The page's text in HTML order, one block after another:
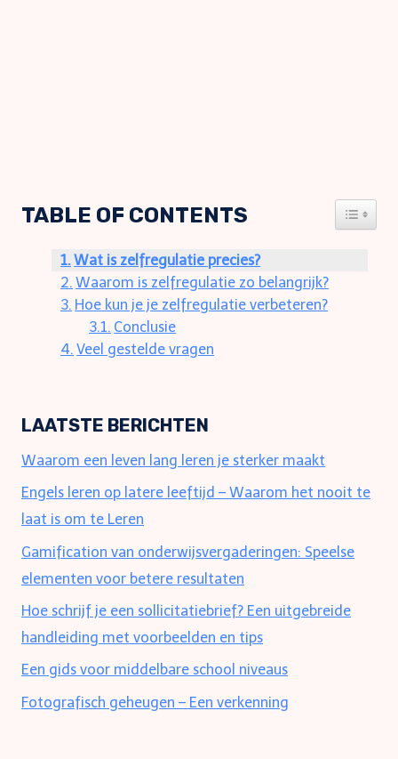
TABLE OF CONTENTS
Wat is zelfregulatie precies?
Waarom is zelfregulatie zo belangrijk?
Hoe kun je je zelfregulatie verbeteren?
Conclusie
Veel gestelde vragen
LAATSTE BERICHTEN
Waarom een leven lang leren je sterker maakt
Engels leren op latere leeftijd – Waarom het nooit te
laat is om te Leren
Gamification van onderwijsvergaderingen: Speelse
elementen voor betere resultaten
Hoe schrijf je een sollicitatiebrief? Een uitgebreide
handleiding met voorbeelden en tips
Een gids voor middelbare school niveaus
Fotografisch geheugen – Een verkenning